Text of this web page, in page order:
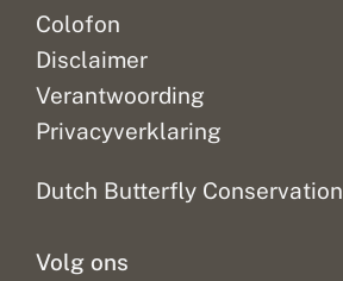
Colofon
Disclaimer
Verantwoording
Privacyverklaring
Dutch Butterfly Conservation
Volg ons